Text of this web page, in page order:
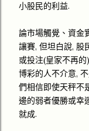
小股民的利益.
論市場觸覺、資金
讓賽, 但坦白說, 股
或投注(皇家不再
博彩的人不介意,
們相信即使天秤不
邊的弱者優勝或幸
就成.